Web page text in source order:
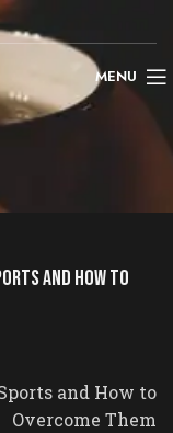
MENU
and How to
and How to
Overcome Them